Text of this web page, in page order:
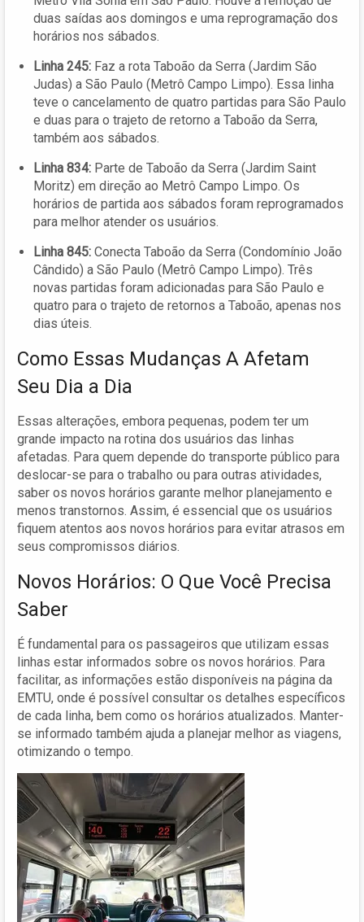
duas saídas aos domingos e uma reprogramação dos
horários nos sábados.
Linha 245: Faz a rota Taboão da Serra (Jardim São
Judas) a São Paulo (Metrô Campo Limpo). Essa linha
teve o cancelamento de quatro partidas para São Paulo
e duas para o trajeto de retorno a Taboão da Serra,
também aos sábados.
Linha 834: Parte de Taboão da Serra (Jardim Saint
Moritz) em direção ao Metrô Campo Limpo. Os
horários de partida aos sábados foram reprogramados
para melhor atender os usuários.
Linha 845: Conecta Taboão da Serra (Condomínio João
Cândido) a São Paulo (Metrô Campo Limpo). Três
novas partidas foram adicionadas para São Paulo e
quatro para o trajeto de retornos a Taboão, apenas nos
dias úteis.
Como Essas Mudanças A Afetam
Seu Dia a Dia
Essas alterações, embora pequenas, podem ter um
grande impacto na rotina dos usuários das linhas
afetadas. Para quem depende do transporte público para
deslocar-se para o trabalho ou para outras atividades,
saber os novos horários garante melhor planejamento e
menos transtornos. Assim, é essencial que os usuários
fiquem atentos aos novos horários para evitar atrasos em
seus compromissos diários.
Novos Horários: O Que Você Precisa
Saber
É fundamental para os passageiros que utilizam essas
linhas estar informados sobre os novos horários. Para
facilitar, as informações estão disponíveis na página da
EMTU, onde é possível consultar os detalhes específicos
de cada linha, bem como os horários atualizados. Manter-
se informado também ajuda a planejar melhor as viagens,
otimizando o tempo.